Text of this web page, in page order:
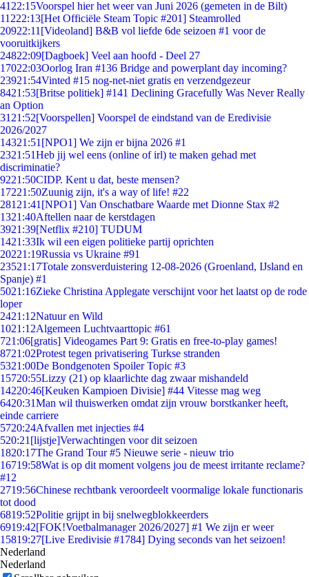
41 22:15Voorspel hier het weer van Juni 2026 (gemeten in de Bilt)
11222:13[Het Officiële Steam Topic #201] Steamrolled
20922:11 [Videoland] B&B vol liefde 6de seizoen #1 voor de
vooruitkijkers
24822:09[Dagboek] Veel aan hoofd - Deel 27
17022:03Oorlog Iran #136 Bridge and powerplant day incoming?
23921:54Vinted #15 nog-net-niet gratis en verzendgezeur
8421:53[Britse politiek] #141 Declining Gracefully Was Never Really
an Option
31 21:52[Voorspellen] Voorspel de eindstand van de Eredivisie
2026/2027
14321:51 [NPO1] We zijn er bijna 2026 #1
2321:51Heb jij wel eens (online of irl) te maken gehad met
discriminatie?
9221:50CIDP. Kent u dat, beste mensen?
17221:50Zuunig zijn, it's a way of life! #22
281 21:41 [NPO1] Van Onschatbare Waarde met Dionne Stax #2
1321:40Aftellen naar de kerstdagen
3921:39[Netflix #210] TUDUM
1421:33Ik wil een eigen politieke partij oprichten
20221:19Russia vs Ukraine #91
23521:17Totale zonsverduistering 12-08-2026 (Groenland, IJsland en
Spanje) #1
5021:16Zieke Christina Applegate verschijnt voor het laatst op de rode
loper
2421:12Natuur en Wild
1021:12Algemeen Luchtvaarttopic #61
721:06[gratis] Videogames Part 9: Gratis en free-to-play games!
8721:02Protest tegen privatisering Turkse stranden
5321:00De Bondgenoten Spoiler Topic #3
15720:55Lizzy (21) op klaarlichte dag zwaar mishandeld
14220:46[Keuken Kampioen Divisie] #44 Vitesse mag weg
6420:31Man wil thuiswerken omdat zijn vrouw borstkanker heeft,
einde carriere
5720:24Afvallen met injecties #4
520:21 [lijstje]Verwachtingen voor dit seizoen
1820:17The Grand Tour #5 Nieuwe serie - nieuw trio
16719:58Wat is op dit moment volgens jou de meest irritante reclame?
#12
2719:56Chinese rechtbank veroordeelt voormalige lokale functionaris
tot dood
6819:52Politie grijpt in bij snelwegblokkeerders
6919:42[FOK!Voetbalmanager 2026/2027] #1 We zijn er weer
15819:27[Live Eredivisie #1784] Dying seconds van het seizoen!
Nederland
Nederland